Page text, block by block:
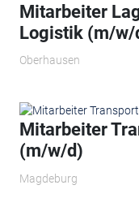
Mitarbeiter
Logistik (m/w/
Oberhausen
Mitarbeiter
(m/w/d)
Magdeburg